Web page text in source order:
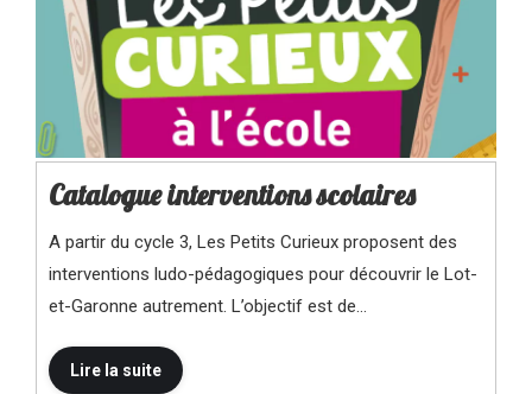
Catalogue interventions scolaires
A partir du cycle 3, Les Petits Curieux proposent des
interventions ludo-pédagogiques pour découvrir le Lot-
et-Garonne autrement. L’objectif est de…